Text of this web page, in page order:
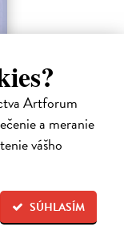
Artforum
a meranie
vášho
SÚHLASÍM
a jeho nejisté zdi –
navazuje na
prolíná s jeho